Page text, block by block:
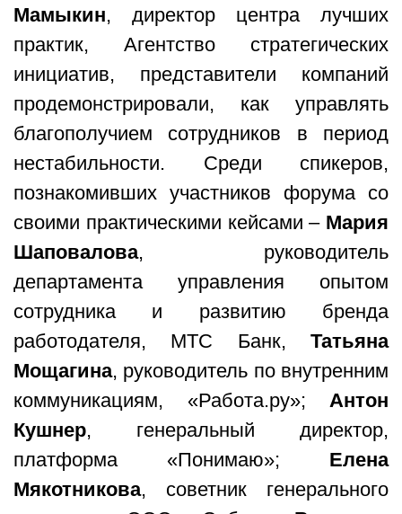
Мамыкин, директор центра лучших
практик, Агентство стратегических
инициатив, представители компаний
продемонстрировали, как управлять
благополучием сотрудников в период
нестабильности. Среди спикеров,
познакомивших участников форума со
своими практическими кейсами – Мария
Шаповалова, руководитель
департамента управления опытом
сотрудника и развитию бренда
работодателя, МТС Банк, Татьяна
Мощагина, руководитель по внутренним
коммуникациям, «Работа.ру»; Антон
Кушнер, генеральный директор,
платформа «Понимаю»; Елена
Мякотникова, советник генерального